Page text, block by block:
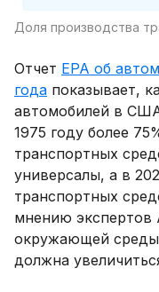
Доля производства
Отчет EPA об
года показывает,
автомобилей в
1975 году более
транспортных
универсалы, а в
транспортных
мнению экспертов
окружающей
должна